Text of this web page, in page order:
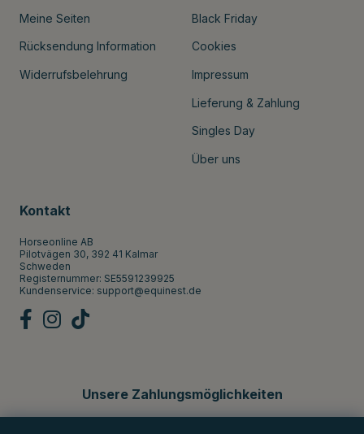
Meine Seiten
Rücksendung Information
Widerrufsbelehrung
Black Friday
Cookies
Impressum
Lieferung & Zahlung
Singles Day
Über uns
Kontakt
Horseonline AB
Pilotvägen 30, 392 41 Kalmar
Schweden
Registernummer: SE5591239925
Kundenservice: support@equinest.de
Unsere Zahlungsmöglichkeiten